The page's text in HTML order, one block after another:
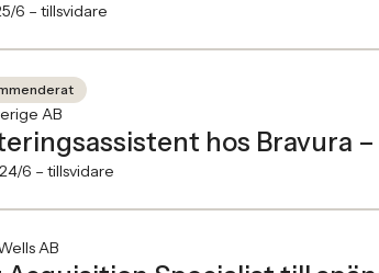
6 – tillsvidare
AB
hos Bravura
24/6 – tillsvidare
AB